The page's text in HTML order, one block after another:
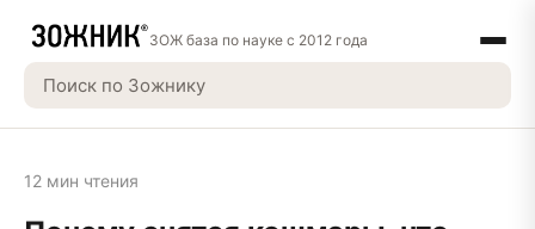
ЗОЖ база по науке с 2012 года
12 мин чтения